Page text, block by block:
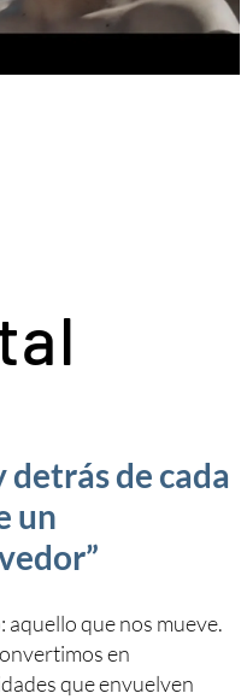
detrás de cada
un
aquello que nos mueve.
en
que envuelven